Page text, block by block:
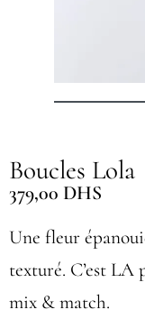
Boucles Lola
379,00 DHS
Une fleur
texturé. C’est LA
mix & match.